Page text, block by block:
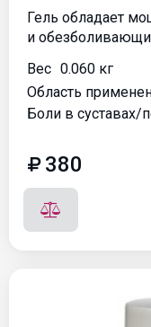
Гель обладает
и
Вес 0.060 кг
Область
Боли в суставах/
380